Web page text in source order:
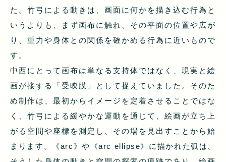
た。竹弓による動きは、画面に何かを描き込む行為と
いうよりも、まず画布に触れ、その平面の位置や広が
り、重力や身体との関係を確かめる行為に近いもので
す。
中西にとって画布は単なる支持体ではなく、現実と絵
画が接する「受映膜」として捉えていました。そのた
め制作は、最初からイメージを定着させることではな
く、竹弓による緩やかな運動を通じて、絵画が立ち上
がる空間や座標を測定し、その場を見出すことから始
まります。《arc》や《arc ellipse》に描かれた弧は、